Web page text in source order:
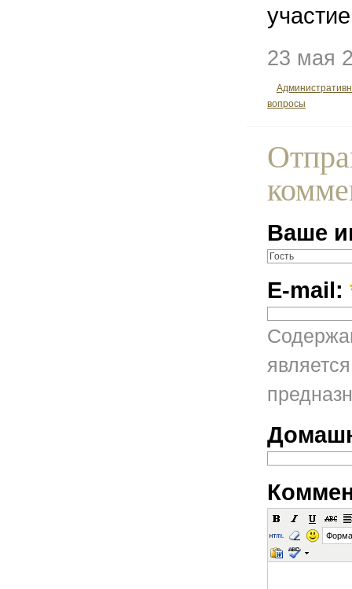
23 мая
вопросы
Ваше
E-mail: